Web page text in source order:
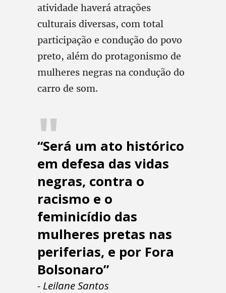
atividade haverá atrações
culturais diversas, com total
participação e condução do povo
preto, além do protagonismo de
mulheres negras na condução do
carro de som.
“Será um ato histórico
em defesa das vidas
negras, contra o
racismo e o
feminicídio das
mulheres pretas nas
periferias, e por Fora
Bolsonaro”
- Leilane Santos